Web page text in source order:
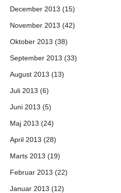
December 2013 (15)
November 2013 (42)
Oktober 2013 (38)
September 2013 (33)
August 2013 (13)
Juli 2013 (6)
Juni 2013 (5)
Maj 2013 (24)
April 2013 (28)
Marts 2013 (19)
Februar 2013 (22)
Januar 2013 (12)